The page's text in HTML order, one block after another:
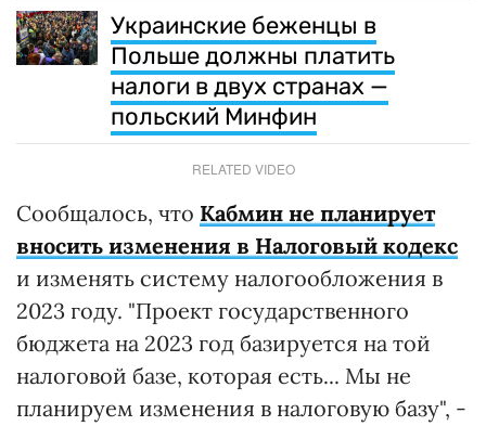
Украинские беженцы в
Польше должны платить
налоги в двух странах —
польский Минфин
RELATED VIDEO
Сообщалось, что Кабмин не планирует
вносить изменения в Налоговый кодекс
и изменять систему налогообложения в
2023 году. "Проект государственного
бюджета на 2023 год базируется на той
налоговой базе, которая есть... Мы не
планируем изменения в налоговую базу", -